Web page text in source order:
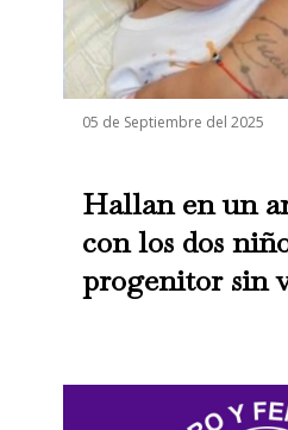
05 de Septiembre del 2025
Hallan en un
con los dos
progenitor sin